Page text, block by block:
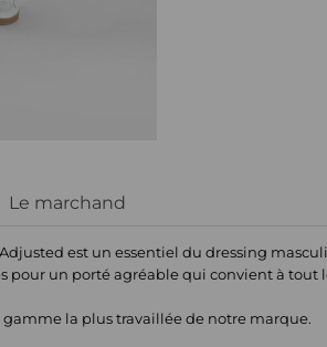
Le marchand
est un essentiel du dressing
pour un porté agréable qui convient à tout
la plus travaillée de notre marque.